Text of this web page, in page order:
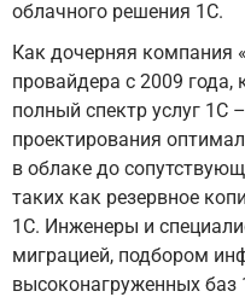
облачного решения 1С.
Как дочерняя компания
провайдера с 2009 года,
полный спектр услуг 1С
проектирования
в облаке до
таких как резервное
1С. Инженеры и
миграцией, подбором
высоконагруженных баз